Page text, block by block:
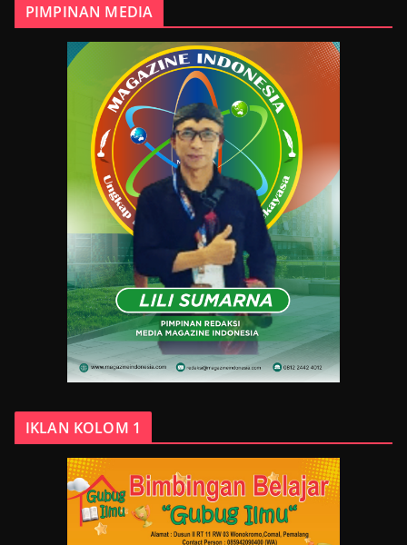
PIMPINAN MEDIA
IKLAN KOLOM 1